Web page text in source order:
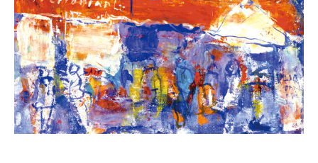
Catalog カタログ
Schedule スケジュール
About 会社案内